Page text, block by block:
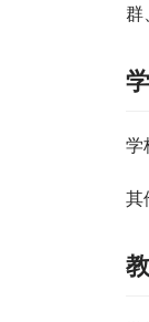
群
学
其